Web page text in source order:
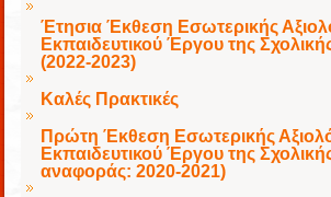
Έτησια Έκθεση Εσωτερικής
Εκπαιδευτικού Έργου της
(2022-2023)
Καλές Πρακτικές
Πρώτη Έκθεση Εσωτερικής
Εκπαιδευτικού Έργου της
αναφοράς: 2020-2021)